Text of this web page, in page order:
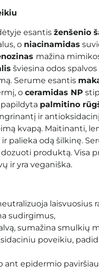
esantis ženšenio
o niacinamidas
mažina
šviesina odos
Serume esantis
o ceramidas NP
palmitino
ir
kvapą. Maitinanti,
palieka odą šilkinę.
produktą. Visa
ir yra veganiška.
laisvuosius
sudirgimus,
sumažina smulkių
poveikiu,
ant epidermio